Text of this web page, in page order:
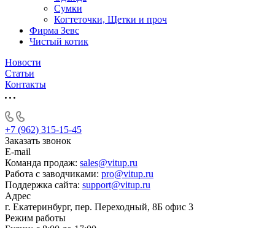
Сумки
Когтеточки, Щетки и проч
Фирма Зевс
Чистый котик
Новости
Статьи
Контакты
+7 (962) 315-15-45
Заказать звонок
E-mail
Команда продаж: sales@vitup.ru
Работа с заводчиками: pro@vitup.ru
Поддержка сайта: support@vitup.ru
Адрес
г. Екатеринбург, пер. Переходный, 8Б офис 3
Режим работы